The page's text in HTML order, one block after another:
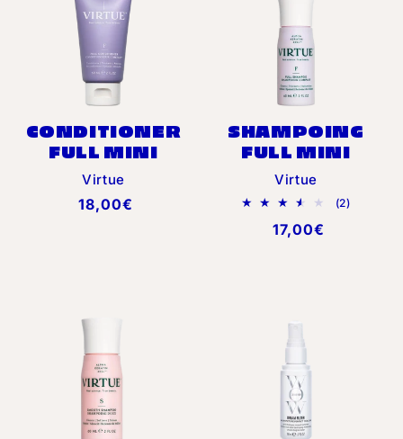
CONDITIONER
FULL MINI
Distributeur :
Virtue
Prix
18,00€
SHAMPOING
FULL MINI
Distributeur :
Virtue
(2)2
Prix
17,00€